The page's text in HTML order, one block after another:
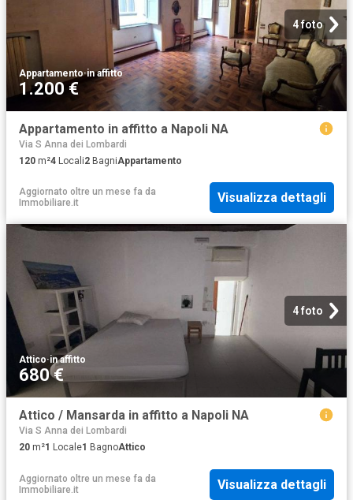
4 foto
Appartamento·in affitto
1.200 €
Appartamento in affitto a Napoli NA
Via S Anna dei Lombardi
120 m²4 Locali2 BagniAppartamento
Aggiornato oltre un mese fa da
Immobiliare.it
Visualizza dettagli
4 foto
Attico·in affitto
680 €
Attico / Mansarda in affitto a Napoli NA
Via S Anna dei Lombardi
20 m²1 Locale1 BagnoAttico
Aggiornato oltre un mese fa da
Immobiliare.it
Visualizza dettagli